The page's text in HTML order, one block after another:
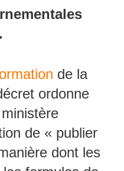
de la
ordonne
de « publier
dont les